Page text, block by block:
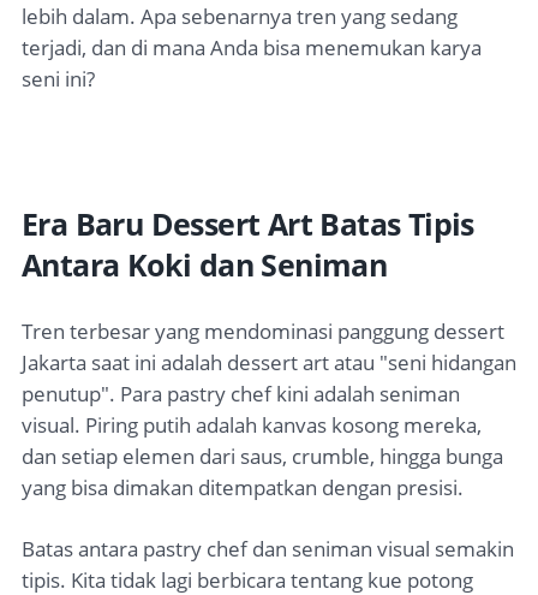
lebih dalam. Apa sebenarnya tren yang sedang
terjadi, dan di mana Anda bisa menemukan karya
seni ini?
Era Baru Dessert Art Batas Tipis
Antara Koki dan Seniman
Tren terbesar yang mendominasi panggung dessert
Jakarta saat ini adalah dessert art atau "seni hidangan
penutup". Para pastry chef kini adalah seniman
visual. Piring putih adalah kanvas kosong mereka,
dan setiap elemen dari saus, crumble, hingga bunga
yang bisa dimakan ditempatkan dengan presisi.
Batas antara pastry chef dan seniman visual semakin
tipis. Kita tidak lagi berbicara tentang kue potong